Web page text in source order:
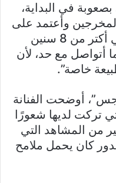
في البداية،
وأعتمد على
العلاقات، لكن الحمد لله بقالي أكتر من 8 سنين
أتواصل مع حد، لأن
خاصة”.
أوضحت الفنانة
تركت لديها شعورًا
من المشاهد التي
كان يحمل ملامح